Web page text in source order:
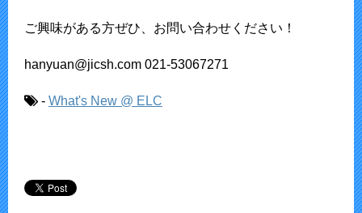
ご興味がある方ぜひ、お問い合わせください！
hanyuan@jicsh.com 021-53067271
- What's New @ ELC